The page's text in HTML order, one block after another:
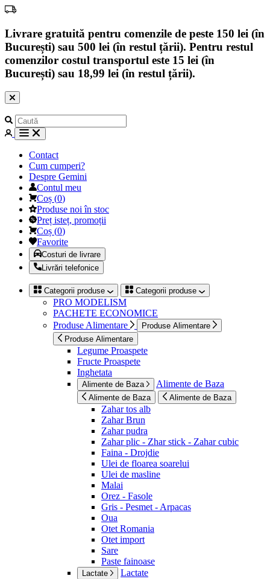
Livrare gratuită pentru comenzile de peste 150 lei (în
București) sau 500 lei (în restul țării). Pentru restul
comenzilor costul transportul este 15 lei (în
București) sau 18,99 lei (în restul țării).
Contact
Cum cumperi?
Despre Gemini
Contul meu
Coș (0)
Produse noi în stoc
Preț isteț, promoții
Coș (0)
Favorite
Costuri de livrare
Livrări telefonice
Categorii produse Categorii produse
PRO MODELISM
PACHETE ECONOMICE
Produse Alimentare
Produse Alimentare
Produse Alimentare
Legume Proaspete
Fructe Proaspete
Inghetata
Alimente de Baza Alimente de Baza
Alimente de Baza Alimente de Baza
Zahar tos alb
Zahar Brun
Zahar pudra
Zahar plic - Zhar stick - Zahar cubic
Faina - Drojdie
Ulei de floarea soarelui
Ulei de masline
Malai
Orez - Fasole
Gris - Pesmet - Arpacas
Oua
Otet Romania
Otet import
Sare
Paste fainoase
Lactate Lactate